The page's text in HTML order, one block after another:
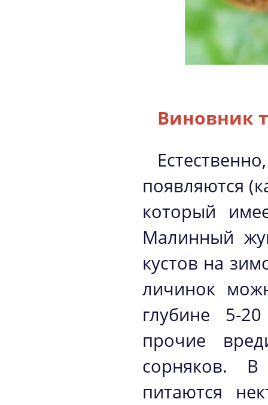
Виновник
появляются
который
Малинный
кустов на
личинок
глубине 5-
прочие
сорняков.
питаются